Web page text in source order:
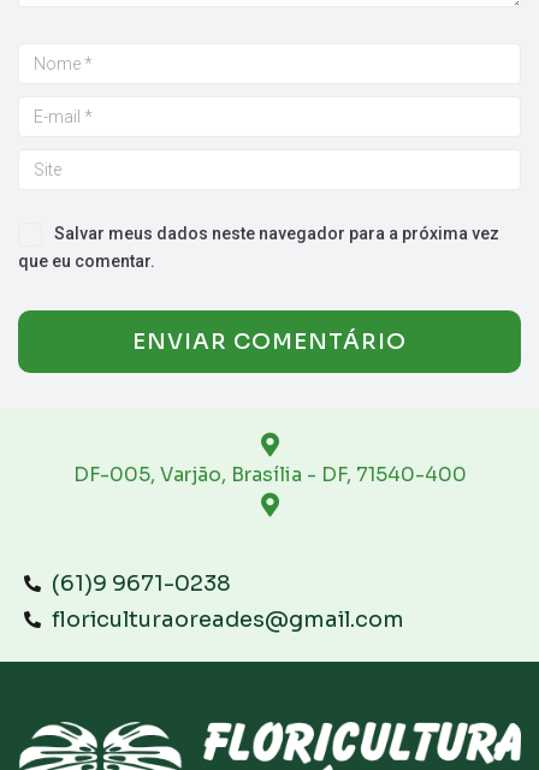
Salvar meus dados neste navegador para a próxima vez
que eu comentar.
DF-005, Varjão, Brasília - DF, 71540-400
(61)9 9671-0238
floriculturaoreades@gmail.com